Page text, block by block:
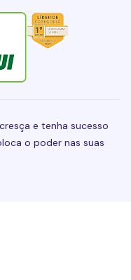
e tenha sucesso
o poder nas suas